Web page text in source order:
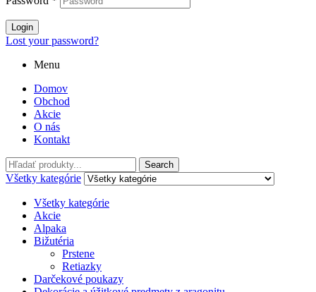
Login
Lost your password?
Menu
Domov
Obchod
Akcie
O nás
Kontakt
Hľadať:
Search
Všetky kategórie
Všetky kategórie
Akcie
Alpaka
Bižutéria
Prstene
Retiazky
Darčekové poukazy